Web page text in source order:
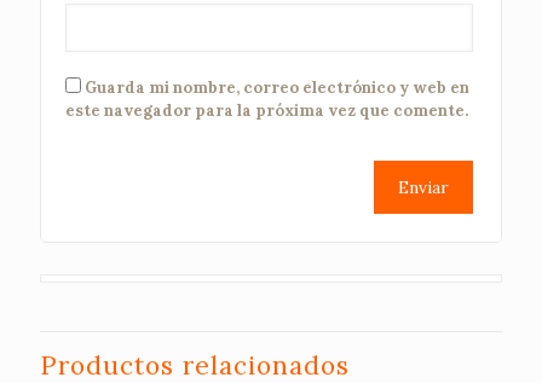
Guarda mi nombre, correo electrónico y web en
este navegador para la próxima vez que comente.
Productos relacionados